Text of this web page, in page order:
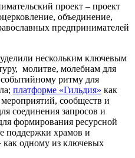
проект – проект
объединение,
предпринимателей
нескольким ключевым
молитве, молебнам для
ритму для
платформе «Гильдия» как
сообществ и
соединения запросов и
формирования ресурсной
поддержки храмов и
как одному из ключевых